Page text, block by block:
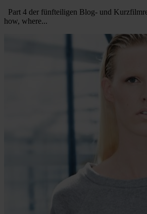
Part 4 der fünfteiligen Blog- und
how, where...